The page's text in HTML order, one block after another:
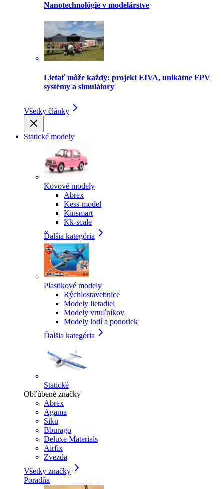
Nanotechnológie v modelárstve
Lietať môže každý: projekt EIVA, unikátne FPV
systémy a simulátory
Všetky články
Statické modely
Kovové modely
Abrex
Kess-model
Kinsmart
Kk-scale
Ďalšia kategória
Plastikové modely
Rýchlostavebnice
Modely lietadiel
Modely vrtuľníkov
Modely lodí a ponoriek
Ďalšia kategória
Statické
Obľúbené značky
Abrex
Agama
Siku
Bburago
Deluxe Materials
Airfix
Zvezda
Všetky značky
Poradňa